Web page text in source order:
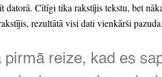
datorā. Cītīgi tika rakstījis tekstu, bet
rezultātā visi dati vienkārši pazuda.
pirmā reize, kad es